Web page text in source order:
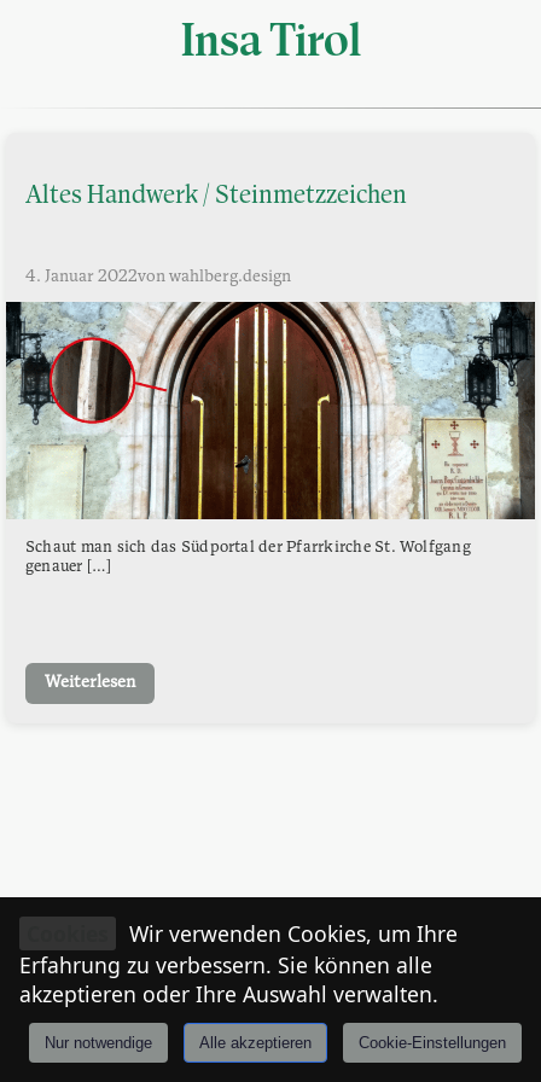
Insa Tirol
Altes Handwerk / Steinmetzzeichen
4. Januar 2022von wahlberg.design
Schaut man sich das Südportal der Pfarrkirche St. Wolfgang
genauer […]
Weiterlesen
Anmelden Tiroler
Wir verwenden Cookies, um Ihre
Erfahrung zu verbessern. Sie können alle
akzeptieren oder Ihre Auswahl verwalten.
Nur notwendige Alle akzeptieren Cookie-Einstellungen